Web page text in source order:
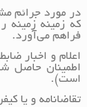
در مورد جرائم
که زمینه
فراهم می‌آورد.
اعلام و اخبار
اطمینان حاصل
است).
تقاضانامه و یا